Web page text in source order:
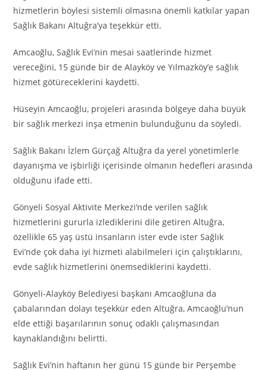
hizmetlerin böylesi sistemli olmasına önemli katkılar yapan
Sağlık Bakanı Altuğra’ya teşekkür etti.
Amcaoğlu, Sağlık Evi’nin mesai saatlerinde hizmet
vereceğini, 15 günde bir de Alayköy ve Yılmazköy’e sağlık
hizmet götüreceklerini kaydetti.
Hüseyin Amcaoğlu, projeleri arasında bölgeye daha büyük
bir sağlık merkezi inşa etmenin bulunduğunu da söyledi.
Sağlık Bakanı İzlem Gürçağ Altuğra da yerel yönetimlerle
dayanışma ve işbirliği içerisinde olmanın hedefleri arasında
olduğunu ifade etti.
Gönyeli Sosyal Aktivite Merkezi’nde verilen sağlık
hizmetlerini gururla izlediklerini dile getiren Altuğra,
özellikle 65 yaş üstü insanların ister evde ister Sağlık
Evi’nde çok daha iyi hizmeti alabilmeleri için çalıştıklarını,
evde sağlık hizmetlerini önemsediklerini kaydetti.
Gönyeli-Alayköy Belediyesi başkanı Amcaoğluna da
çabalarından dolayı teşekkür eden Altuğra, Amcaoğlu’nun
elde ettiği başarılarının sonuç odaklı çalışmasından
kaynaklandığını belirtti.
Sağlık Evi’nin haftanın her günü 15 günde bir Perşembe